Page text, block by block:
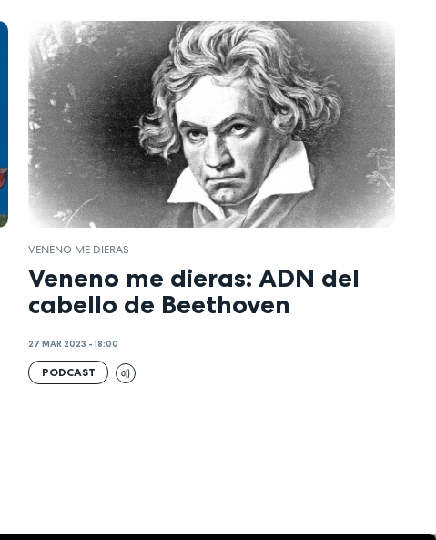
VENENO ME DIERAS
Veneno me dieras: ADN del
cabello de Beethoven
27 MAR 2023 - 18:00
PODCAST